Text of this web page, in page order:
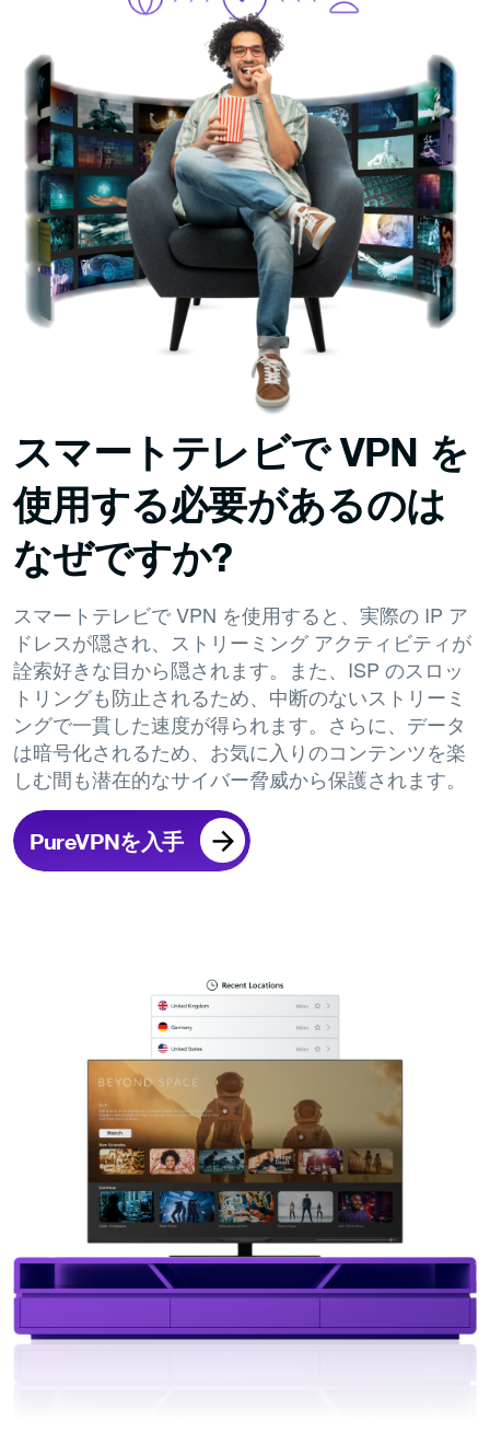
スマートテレビで VPN を
使用する必要があるのは
なぜですか?
スマートテレビで VPN を使用すると、実際の IP ア
ドレスが隠され、ストリーミング アクティビティが
詮索好きな目から隠されます。また、ISP のスロッ
トリングも防止されるため、中断のないストリーミ
ングで一貫した速度が得られます。さらに、データ
は暗号化されるため、お気に入りのコンテンツを楽
しむ間も潜在的なサイバー脅威から保護されます。
PureVPNを入手